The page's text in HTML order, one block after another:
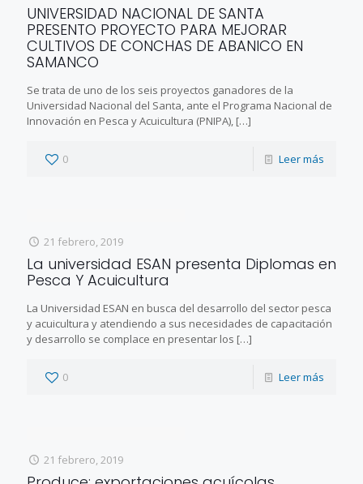
UNIVERSIDAD NACIONAL DE SANTA
PRESENTO PROYECTO PARA MEJORAR
CULTIVOS DE CONCHAS DE ABANICO EN
SAMANCO
Se trata de uno de los seis proyectos ganadores de la
Universidad Nacional del Santa, ante el Programa Nacional de
Innovación en Pesca y Acuicultura (PNIPA), […]
0 Leer más
21 febrero, 2019
La universidad ESAN presenta Diplomas en
Pesca Y Acuicultura
La Universidad ESAN en busca del desarrollo del sector pesca
y acuicultura y atendiendo a sus necesidades de capacitación
y desarrollo se complace en presentar los […]
0 Leer más
21 febrero, 2019